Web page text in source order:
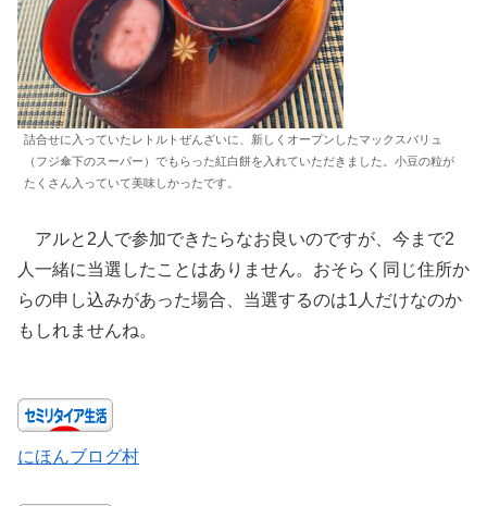
詰合せに入っていたレトルトぜんざいに、新しくオープンしたマックスバリュ
（フジ傘下のスーパー）でもらった紅白餅を入れていただきました。小豆の粒が
たくさん入っていて美味しかったです。
アルと2人で参加できたらなお良いのですが、今まで2
人一緒に当選したことはありません。おそらく同じ住所か
らの申し込みがあった場合、当選するのは1人だけなのか
もしれませんね。
にほんブログ村